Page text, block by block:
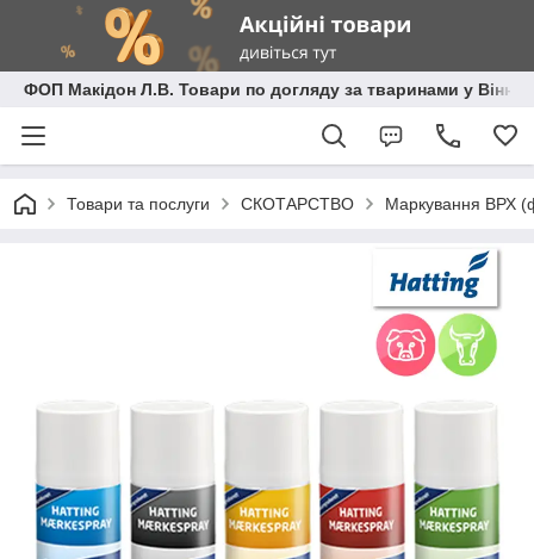
ФОП Макідон Л.В. Товари по догляду за тваринами у
Товари та послуги СКОТАРСТВО Маркування ВРХ